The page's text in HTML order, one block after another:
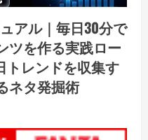
アル｜毎日30分で
ツを作る実践ロー
レンドを収集す
ネタ発掘術